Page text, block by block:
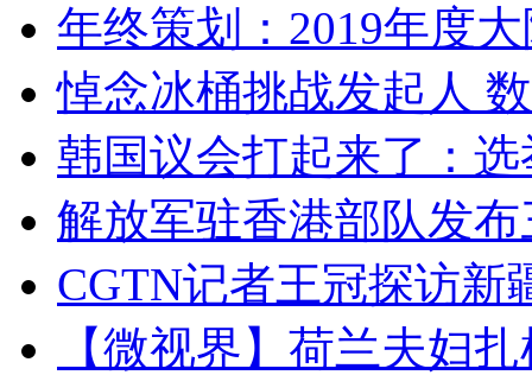
年终策划：2019年度
悼念冰桶挑战发起人
韩国议会打起来了：
解放军驻香港部队发
CGTN记者王冠探访新
【微视界】荷兰夫妇